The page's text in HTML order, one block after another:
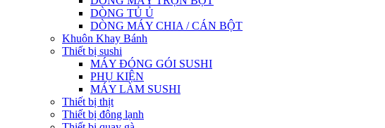
DÒNG TỦ Ủ
DÒNG MÁY CHIA / CÁN BỘT
Khuôn Khay Bánh
Thiết bị sushi
MÁY ĐÓNG GÓI SUSHI
PHỤ KIỆN
MÁY LÀM SUSHI
Thiết bị thịt
Thiết bị đông lạnh